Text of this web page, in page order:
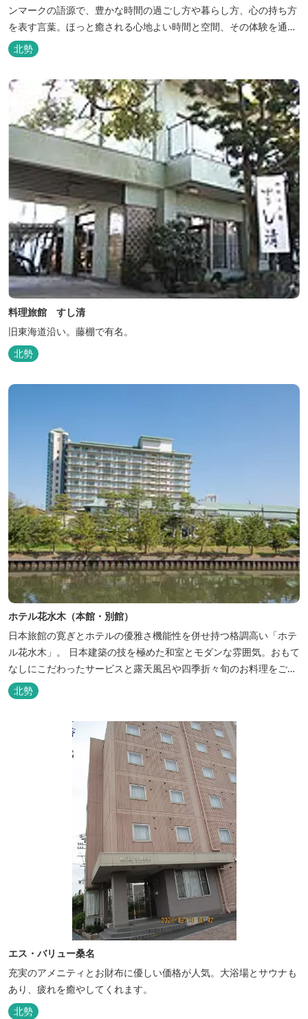
ンマークの語源で、豊かな時間の過ごし方や暮らし方、心の持ち方
を表す言葉。ほっと癒される心地よい時間と空間、その体験を通し
て得られる幸福感のことです。 デンマーク発のアウトドアブランド
「Nordisk（ノルディスク）」と三重県いなべ市が連携して手がけ
た日本初のアウトドアフィールドが、2023年４月３日にオープンし
ました...
北勢
料理旅館 すし清
旧東海道沿い。藤棚で有名。
北勢
ホテル花水木（本館・別館）
日本旅館の寛ぎとホテルの優雅さ機能性を併せ持つ格調高い「ホテ
ル花水木」。 日本建築の技を極めた和室とモダンな雰囲気。おもて
なしにこだわったサービスと露天風呂や四季折々旬のお料理をご満
喫いただけます。
北勢
エス・バリュー桑名
充実のアメニティとお財布に優しい価格が人気。大浴場とサウナも
あり、疲れを癒やしてくれます。
北勢